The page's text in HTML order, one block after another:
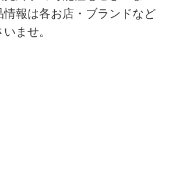
情報は各お店・ブランドなど
ませ。